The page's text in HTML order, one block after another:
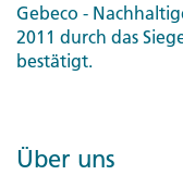
Gebeco -
2011 durch das
bestätigt.
Über uns